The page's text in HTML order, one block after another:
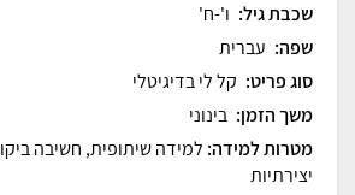
שכבת גיל: ו'-ח'
שפה: עברית
סוג פריט: קל לי בדיגיטלי
משך הזמן: בינוני
מטרות למידה: למידה שיתופית, חשיבה
יצירתיות